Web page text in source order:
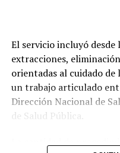
El servicio incluyó desde
extracciones,
orientadas al cuidado de
un trabajo articulado
Dirección Nacional de
de Salud Pública.